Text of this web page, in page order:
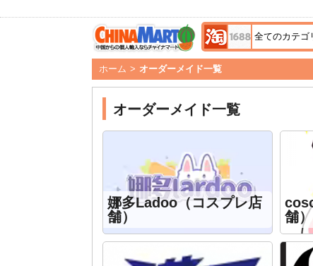
ホーム > オーダーメイド一覧
オーダーメイド一覧
娜多Ladoo（コスプレ店
舗）
舗）